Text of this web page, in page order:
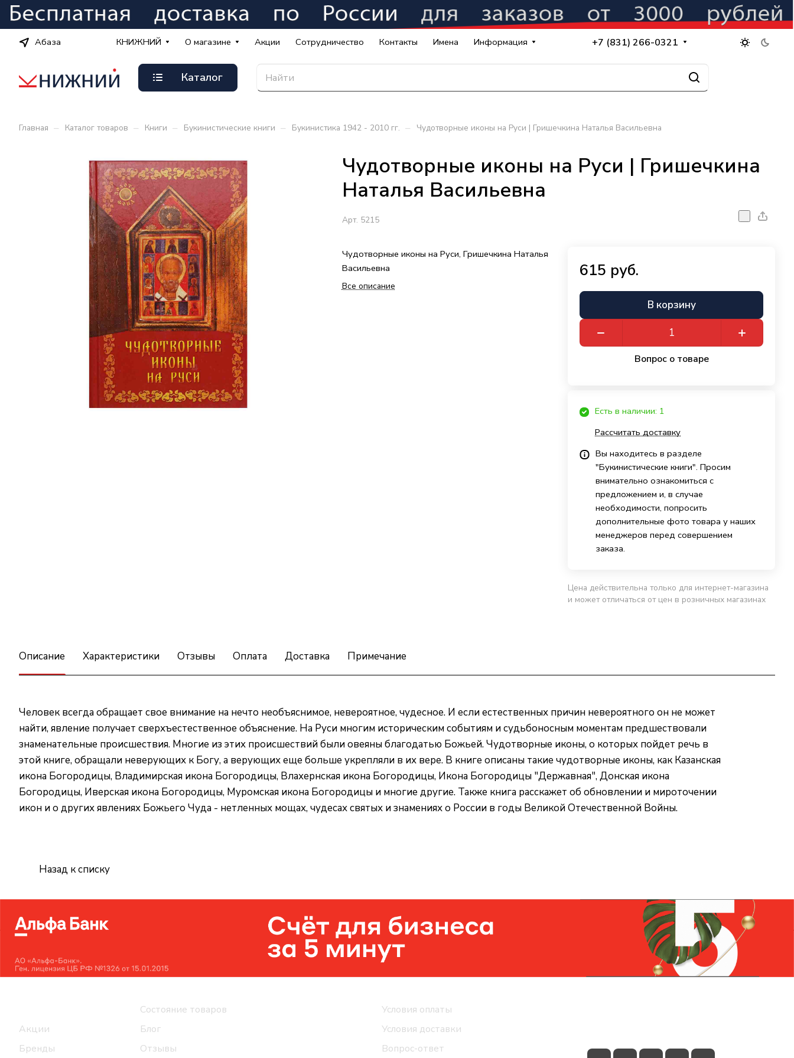
Абаза КНИЖНИЙ О магазине Акции Сотрудничество Контакты Имена Информация +7 (831) 266-0321
Каталог
Главная – Каталог товаров – Книги – Букинистические книги – Букинистика 1942 - 2010 гг. – Чудотворные иконы на Руси | Гришечкина Наталья Васильевна
Чудотворные иконы на Руси | Гришечкина
Наталья Васильевна
Арт. 5215
Чудотворные иконы на Руси, Гришечкина Наталья
Васильевна
Все описание
615 руб.
В корзину
Вопрос о товаре
Есть в наличии: 1
Рассчитать доставку
Вы находитесь в разделе
"Букинистические книги". Просим
внимательно ознакомиться с
предложением и, в случае
необходимости, попросить
дополнительные фото товара у наших
менеджеров перед совершением
заказа.
Цена действительна только для интернет-магазина
и может отличаться от цен в розничных магазинах
Описание Характеристики Отзывы Оплата Доставка Примечание
Человек всегда обращает свое внимание на нечто необъяснимое, невероятное, чудесное. И если естественных причин невероятного он не может
найти, явление получает сверхъестественное объяснение. На Руси многим историческим событиям и судьбоносным моментам предшествовали
знаменательные происшествия. Многие из этих происшествий были овеяны благодатью Божьей. Чудотворные иконы, о которых пойдет речь в
этой книге, обращали неверующих к Богу, а верующих еще больше укрепляли в их вере. В книге описаны такие чудотворные иконы, как Казанская
икона Богородицы, Владимирская икона Богородицы, Влахернская икона Богородицы, Икона Богородицы "Державная", Донская икона
Богородицы, Иверская икона Богородицы, Муромская икона Богородицы и многие другие. Также книга расскажет об обновлении и мироточении
икон и о других явлениях Божьего Чуда - нетленных мощах, чудесах святых и знамениях о России в годы Великой Отечественной Войны.
Назад к списку
Акции
Бренды
Состояние товаров
Блог
Отзывы
Условия оплаты
Условия доставки
Вопрос-ответ